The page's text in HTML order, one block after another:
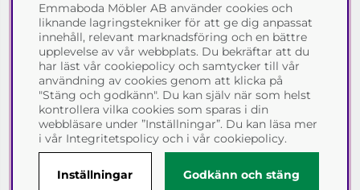
I fyra generationer har vi hjälpt människor att möblera
sina hem och uppfylla sina inredningsdrömmar med
möbeldesign av högsta kvalitet. Vi vill hjälpa just dig att
skapa ditt drömhem - kontakta gärna oss och berätta
hur vi kan hjälpa dig.
Telefon:0471-13690
E-post:info@emmabodamobler.se
Emmaboda Möbler AB använder cookies och
liknande lagringstekniker för att ge dig anpassat
innehåll, relevant marknadsföring och en bättre
upplevelse av vår webbplats. Du bekräftar att du
har läst vår cookiepolicy och samtycker till vår
användning av cookies genom att klicka på
"Stäng och godkänn". Du kan själv när som helst
kontrollera vilka cookies som sparas i din
webbläsare under ”Inställningar”. Du kan läsa mer
i vår Integritetspolicy och i vår cookiepolicy.
Inställningar Godkänn och stäng